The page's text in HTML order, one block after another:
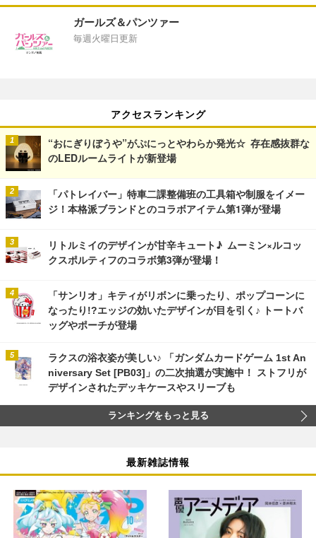
ガールズ＆パンツァー
毎週火曜日更新
アクセスランキング
“おにぎりぼうや”がぷにっとやわらか発光☆ 存在感抜群な
のLEDルームライトが新登場
「パトレイバー」特車二課整備班の工具箱や制服をイメー
ジ！本格派ブランドとのコラボアイテム第1弾が登場
リトルミイのデザインが甘辛キュート♪ ムーミン×ルコッ
クスポルティフのコラボ第3弾が登場！
「サンリオ」キティがリボンに乗ったり、ポップコーンに
なったり!?エッジの効いたデザインが目を引く♪ トートバ
ッグやポーチが登場
ラクスの浴衣姿が美しい♪ 「ガンダムカードゲーム 1st An
niversary Set [PB03]」の二次抽選が実施中！ ストフリが
デザインされたデッキケースやスリーブも
ランキングをもっと見る
最新雑誌情報